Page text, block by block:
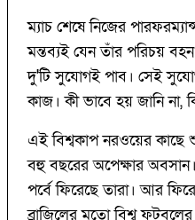
ম্যাচ শেষে নিজের
মন্তব্যই যেন তাঁর পরিচয়
দু'টি সুযোগই পাব। সেই
কাজ। কী ভাবে হয় জানি না,
এই বিশ্বকাপ নরওয়ের কাছে
বহু বছরের অপেক্ষার
পর্বে ফিরেছে তারা। আর
ব্রাজ়িলের মতো বিশ্ব